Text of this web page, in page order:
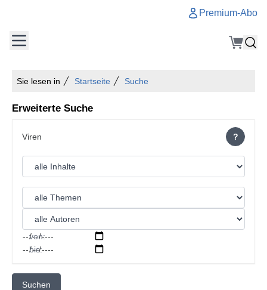
Premium-Abo
Sie lesen in Startseite Suche
Erweiterte Suche
?
von:
bis:
Suchen